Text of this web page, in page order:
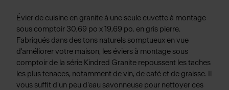
Évier de cuisine en granite à une seule cuvette à montage
sous comptoir 30,69 po x 19,69 po. en gris pierre.
Fabriqués dans des tons naturels somptueux en vue
d'améliorer votre maison, les éviers à montage sous
comptoir de la série Kindred Granite repoussent les taches
les plus tenaces, notamment de vin, de café et de graisse. Il
vous suffit d'un peu d'eau savonneuse pour nettoyer ces